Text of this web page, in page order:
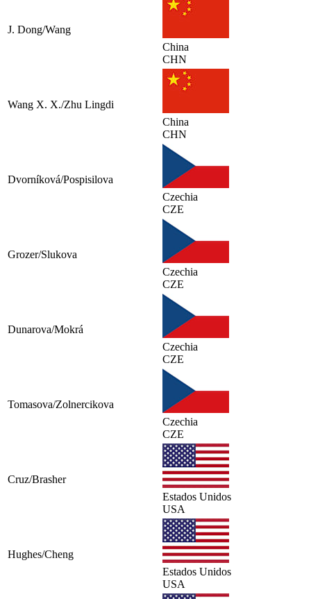
J. Dong/Wang
China
CHN
Wang X. X./Zhu Lingdi
China
CHN
Dvorníková/Pospisilova
Czechia
CZE
Grozer/Slukova
Czechia
CZE
Dunarova/Mokrá
Czechia
CZE
Tomasova/Zolnercikova
Czechia
CZE
Cruz/Brasher
Estados Unidos
USA
Hughes/Cheng
Estados Unidos
USA